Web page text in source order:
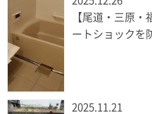
【尾道・三原・
ートショックを
2025.11.21